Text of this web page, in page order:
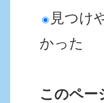
見つけ
かった
このペー